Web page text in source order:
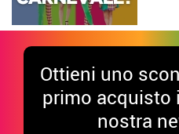
Ottieni uno
primo acquisto
nostra